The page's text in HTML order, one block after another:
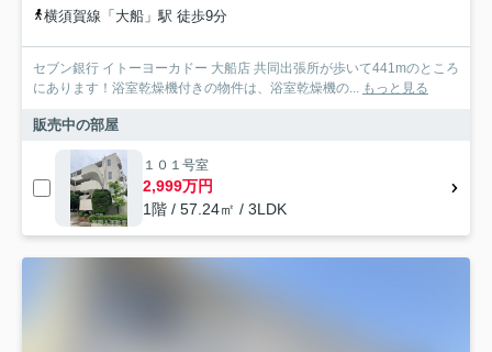
横須賀線「大船」駅 徒歩9分
セブン銀行 イトーヨーカドー 大船店 共同出張所が歩いて441mのところ
にあります！浴室乾燥機付きの物件は、浴室乾燥機の... もっと見る
販売中の部屋
１０１号室
2,999万円
1階 / 57.24㎡ / 3LDK